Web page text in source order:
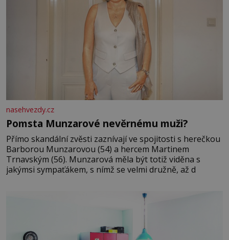
nasehvezdy.cz
Pomsta Munzarové nevěrnému muži?
Přímo skandální zvěsti zaznívají ve spojitosti s herečkou
Barborou Munzarovou (54) a hercem Martinem
Trnavským (56). Munzarová měla být totiž viděna s
jakýmsi sympaťákem, s nímž se velmi družně, až d